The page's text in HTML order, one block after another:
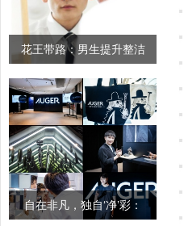
花王带路：男生提升整洁
感、改善形
自在非凡，独自‘净’彩：